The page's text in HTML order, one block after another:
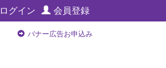
ログイン 会員登録
バナー広告お申込み